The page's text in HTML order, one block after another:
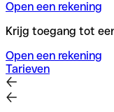
Open een rekening
Krijg toegang tot
Open een rekening
Tarieven